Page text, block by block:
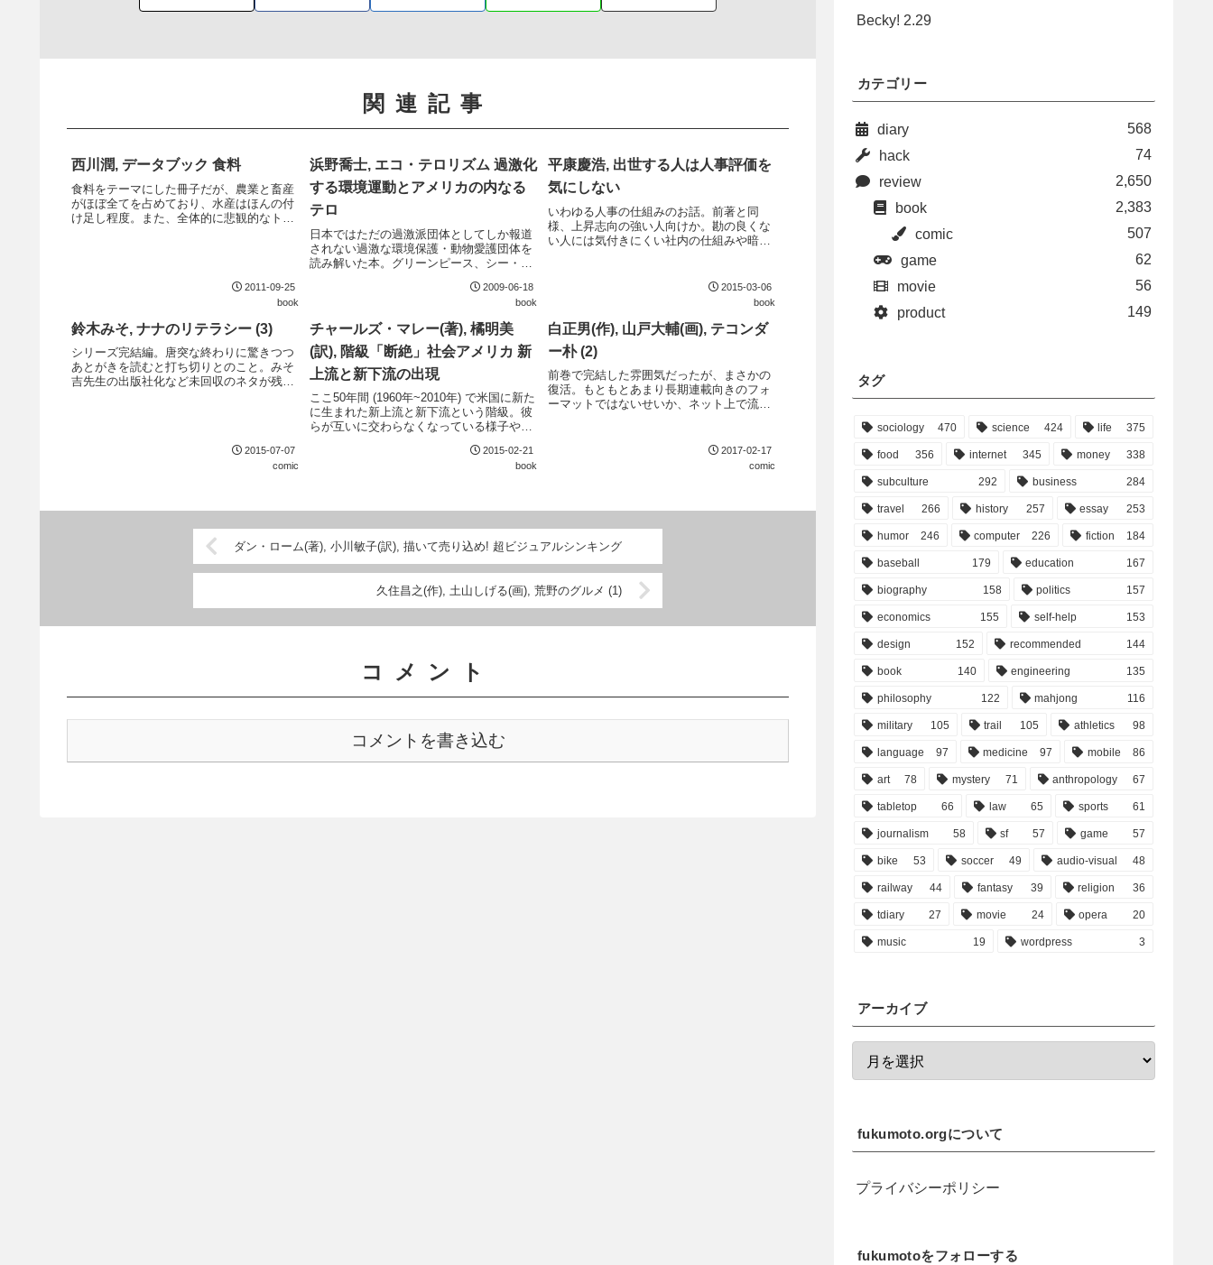
関連記事
西川潤, データブック 食料
食料をテーマにした冊子だが、農業と畜産
がほぼ全てを占めており、水産はほんの付
け足し程度。また、全体的に悲観的なトー
2011-09-25
book
浜野喬士, エコ・テロリズム 過激化
する環境運動とアメリカの内なる
テロ
日本ではただの過激派団体としてしか報道
されない過激な環境保護・動物愛護団体を
読み解いた本。グリーンピース、シー・シ
主要な団体の生い立ちに始まり、その思想
史的背景までをも明らかにしてくれる。そ
れらのラデ...
2009-06-18
book
平康慶浩, 出世する人は人事評価を
気にしない
いわゆる人事の仕組みのお話。前著と同
様、上昇志向の強い人向けか。勘の良くな
い人には気付きにくい社内の仕組みや暗黙
2015-03-06
book
鈴木みそ, ナナのリテラシー (3)
シリーズ完結編。唐突な終わりに驚きつつ
あとがきを読むと打ち切りとのこと。みそ
吉先生の出版社化など未回収のネタが残っ
2015-07-07
comic
チャールズ・マレー(著), 橘明美
(訳), 階級「断絶」社会アメリカ 新
上流と新下流の出現
ここ50年間 (1960年~2010年) で米国に新た
に生まれた新上流と新下流という階級。彼
らが互いに交わらなくなっている様子やそ
で裏付けていく。翻訳の質が高いのも嬉し
2015-02-21
book
白正男(作), 山戸大輔(画), テコンダ
ー朴 (2)
前巻で完結した雰囲気だったが、まさかの
復活。もともとあまり長期連載向きのフォ
ーマットではないせいか、ネット上で流行
2017-02-17
comic
ダン・ローム(著), 小川敏子(訳), 描いて売り込め! 超ビジュアルシンキング
久住昌之(作), 土山しげる(画), 荒野のグルメ (1)
コメント
コメントを書き込む
Becky! 2.29
カテゴリー
diary
568
hack
74
review
2,650
book
2,383
comic
507
game
62
movie
56
product
149
タグ
sociology 470 science 424 life 375
food 356 internet 345 money 338
subculture 292 business 284
travel 266 history 257 essay 253
humor 246 computer 226 fiction 184
baseball 179 education 167
biography 158 politics 157
economics 155 self-help 153
design 152 recommended 144
book 140 engineering 135
philosophy 122 mahjong 116
military 105 trail 105 athletics 98
language 97 medicine 97 mobile 86
art 78 mystery 71 anthropology 67
tabletop 66 law 65 sports 61
journalism 58 sf 57 game 57
bike 53 soccer 49 audio-visual 48
railway 44 fantasy 39 religion 36
tdiary 27 movie 24 opera 20
music 19 wordpress 3
アーカイブ
fukumoto.orgについて
プライバシーポリシー
fukumotoをフォローする